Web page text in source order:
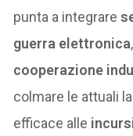
punta a integrare
guerra elettronica
cooperazione
colmare le attuali
efficace alle